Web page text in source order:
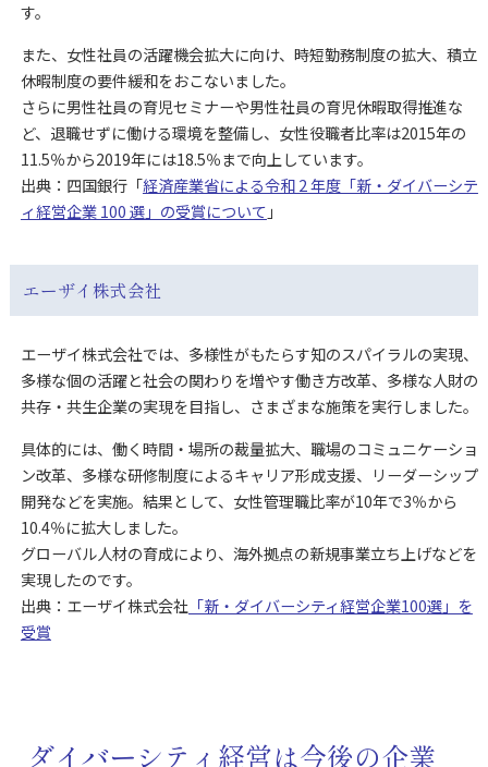
す。
また、女性社員の活躍機会拡大に向け、時短勤務制度の拡大、積立
休暇制度の要件緩和をおこないました。
さらに男性社員の育児セミナーや男性社員の育児休暇取得推進な
ど、退職せずに働ける環境を整備し、女性役職者比率は2015年の
11.5％から2019年には18.5％まで向上しています。
出典：四国銀行「経済産業省による令和 2 年度「新・ダイバーシテ
ィ経営企業 100 選」の受賞について 」
エーザイ株式会社
エーザイ株式会社では、多様性がもたらす知のスパイラルの実現、
多様な個の活躍と社会の関わりを増やす働き方改革、多様な人財の
共存・共生企業の実現を目指し、さまざまな施策を実行しました。
具体的には、働く時間・場所の裁量拡大、職場のコミュニケーショ
ン改革、多様な研修制度によるキャリア形成支援、リーダーシップ
開発などを実施。結果として、女性管理職比率が10年で3％から
10.4％に拡大しました。
グローバル人材の育成により、海外拠点の新規事業立ち上げなどを
実現したのです。
出典：エーザイ株式会社「新・ダイバーシティ経営企業100選」を
受賞
ダイバーシティ経営は今後の企業